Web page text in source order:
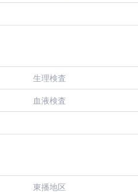
生理検査
血液検査
東播地区